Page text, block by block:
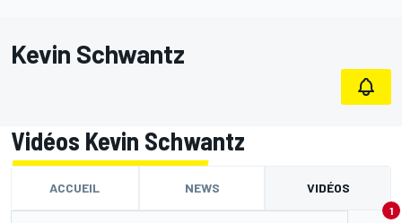
Kevin Schwantz
Vidéos Kevin Schwantz
ACCUEIL NEWS VIDÉOS
1